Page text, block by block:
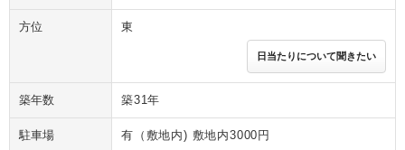
方位 東
日当たりについて聞きたい
築年数 築31年
駐車場 有（敷地内) 敷地内3000円